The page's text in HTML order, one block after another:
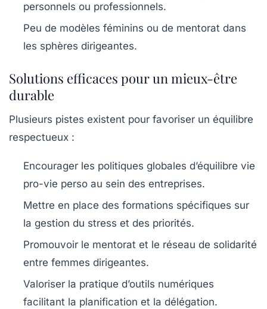
personnels ou professionnels.
Peu de modèles féminins ou de mentorat dans
les sphères dirigeantes.
Solutions efficaces pour un mieux-être
durable
Plusieurs pistes existent pour favoriser un équilibre
respectueux :
Encourager les politiques globales d’équilibre vie
pro-vie perso au sein des entreprises.
Mettre en place des formations spécifiques sur
la gestion du stress et des priorités.
Promouvoir le mentorat et le réseau de solidarité
entre femmes dirigeantes.
Valoriser la pratique d’outils numériques
facilitant la planification et la délégation.